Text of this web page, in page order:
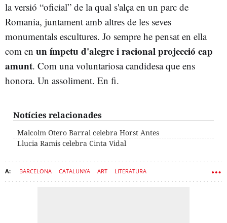
la versió “oficial” de la qual s'alça en un parc de
Romania, juntament amb altres de les seves
monumentals escultures. Jo sempre he pensat en ella
com en un ímpetu d'alegre i racional projecció cap
amunt. Com una voluntariosa candidesa que ens
honora. Un assoliment. En fi.
Notícies relacionades
Malcolm Otero Barral celebra Horst Antes
Llucia Ramis celebra Cinta Vidal
BARCELONA CATALUNYA ART LITERATURA